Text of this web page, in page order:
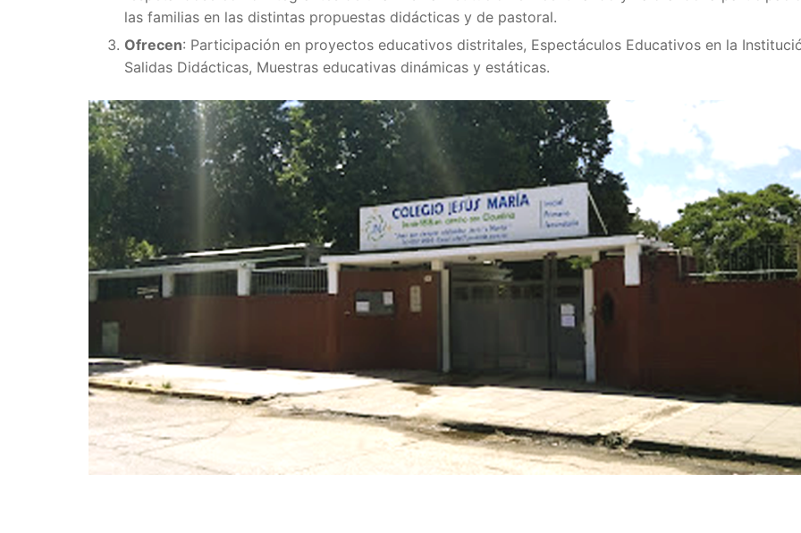
las familias en las distintas propuestas didácticas y de pastoral.
Ofrecen: Participación en proyectos educativos distritales, Espectáculos Educativos en la
Salidas Didácticas, Muestras educativas dinámicas y estáticas.